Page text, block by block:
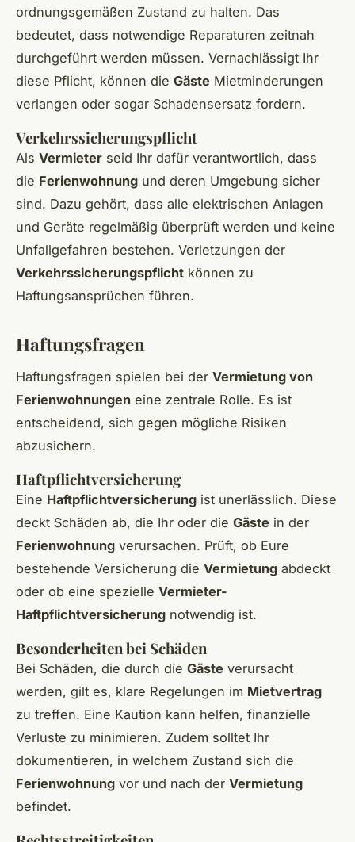
ordnungsgemäßen Zustand zu halten. Das
bedeutet, dass notwendige Reparaturen zeitnah
durchgeführt werden müssen. Vernachlässigt Ihr
diese Pflicht, können die Gäste Mietminderungen
verlangen oder sogar Schadensersatz fordern.
Verkehrssicherungspflicht
Als Vermieter seid Ihr dafür verantwortlich, dass
die Ferienwohnung und deren Umgebung sicher
sind. Dazu gehört, dass alle elektrischen Anlagen
und Geräte regelmäßig überprüft werden und keine
Unfallgefahren bestehen. Verletzungen der
Verkehrssicherungspflicht können zu
Haftungsansprüchen führen.
Haftungsfragen
Haftungsfragen spielen bei der Vermietung von
Ferienwohnungen eine zentrale Rolle. Es ist
entscheidend, sich gegen mögliche Risiken
abzusichern.
Haftpflichtversicherung
Eine Haftpflichtversicherung ist unerlässlich. Diese
deckt Schäden ab, die Ihr oder die Gäste in der
Ferienwohnung verursachen. Prüft, ob Eure
bestehende Versicherung die Vermietung abdeckt
oder ob eine spezielle Vermieter-
Haftpflichtversicherung notwendig ist.
Besonderheiten bei Schäden
Bei Schäden, die durch die Gäste verursacht
werden, gilt es, klare Regelungen im Mietvertrag
zu treffen. Eine Kaution kann helfen, finanzielle
Verluste zu minimieren. Zudem solltet Ihr
dokumentieren, in welchem Zustand sich die
Ferienwohnung vor und nach der Vermietung
befindet.